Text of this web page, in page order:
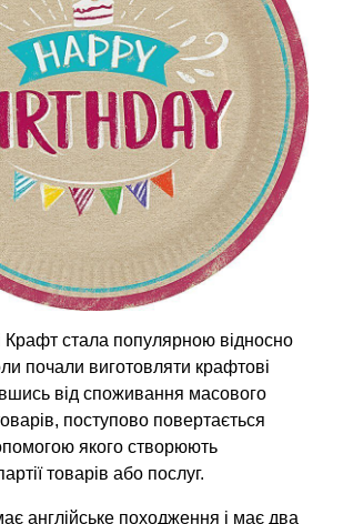
Крафт стала популярною відносно
почали виготовляти крафтові
від споживання масового
поступово повертається
якого створюють
товарів або послуг.
англійське походження і має два